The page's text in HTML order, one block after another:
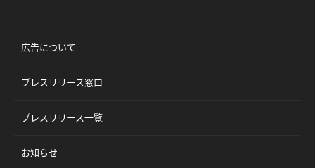
広告について
プレスリリース窓口
プレスリリース一覧
お知らせ